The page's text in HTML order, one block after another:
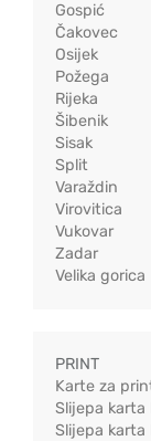
Gospić
Čakovec
Osijek
Požega
Rijeka
Šibenik
Sisak
Split
Varaždin
Virovitica
Vukovar
Zadar
Velika gorica
PRINT
Karte za
Slijepa karta
Slijepa karta